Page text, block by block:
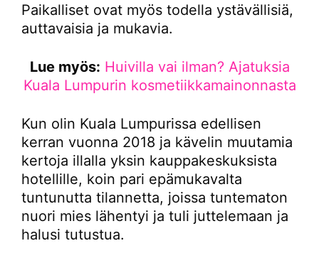
Paikalliset ovat myös todella ystävällisiä,
auttavaisia ja mukavia.
Lue myös: Huivilla vai ilman? Ajatuksia
Kuala Lumpurin kosmetiikkamainonnasta
Kun olin Kuala Lumpurissa edellisen
kerran vuonna 2018 ja kävelin muutamia
kertoja illalla yksin kauppakeskuksista
hotellille, koin pari epämukavalta
tuntunutta tilannetta, joissa tuntematon
nuori mies lähentyi ja tuli juttelemaan ja
halusi tutustua.